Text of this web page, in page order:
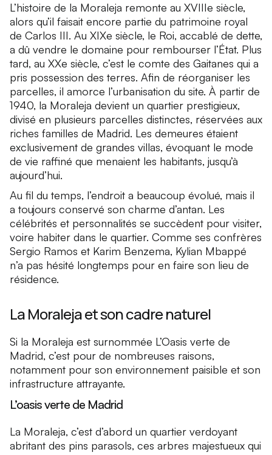
L’histoire de la Moraleja remonte au XVIIIe siècle,
alors qu’il faisait encore partie du patrimoine royal
de Carlos III. Au XIXe siècle, le Roi, accablé de dette,
a dû vendre le domaine pour rembourser l’État. Plus
tard, au XXe siècle, c’est le comte des Gaitanes qui a
pris possession des terres. Afin de réorganiser les
parcelles, il amorce l’urbanisation du site. À partir de
1940, la Moraleja devient un quartier prestigieux,
divisé en plusieurs parcelles distinctes, réservées aux
riches familles de Madrid. Les demeures étaient
exclusivement de grandes villas, évoquant le mode
de vie raffiné que menaient les habitants, jusqu’à
aujourd’hui.
Au fil du temps, l’endroit a beaucoup évolué, mais il
a toujours conservé son charme d’antan. Les
célébrités et personnalités se succèdent pour visiter,
voire habiter dans le quartier. Comme ses confrères
Sergio Ramos et Karim Benzema, Kylian Mbappé
n’a pas hésité longtemps pour en faire son lieu de
résidence.
La Moraleja et son cadre naturel
Si la Moraleja est surnommée L’Oasis verte de
Madrid, c’est pour de nombreuses raisons,
notamment pour son environnement paisible et son
infrastructure attrayante.
L’oasis verte de Madrid
La Moraleja, c’est d’abord un quartier verdoyant
abritant des pins parasols, ces arbres majestueux qui